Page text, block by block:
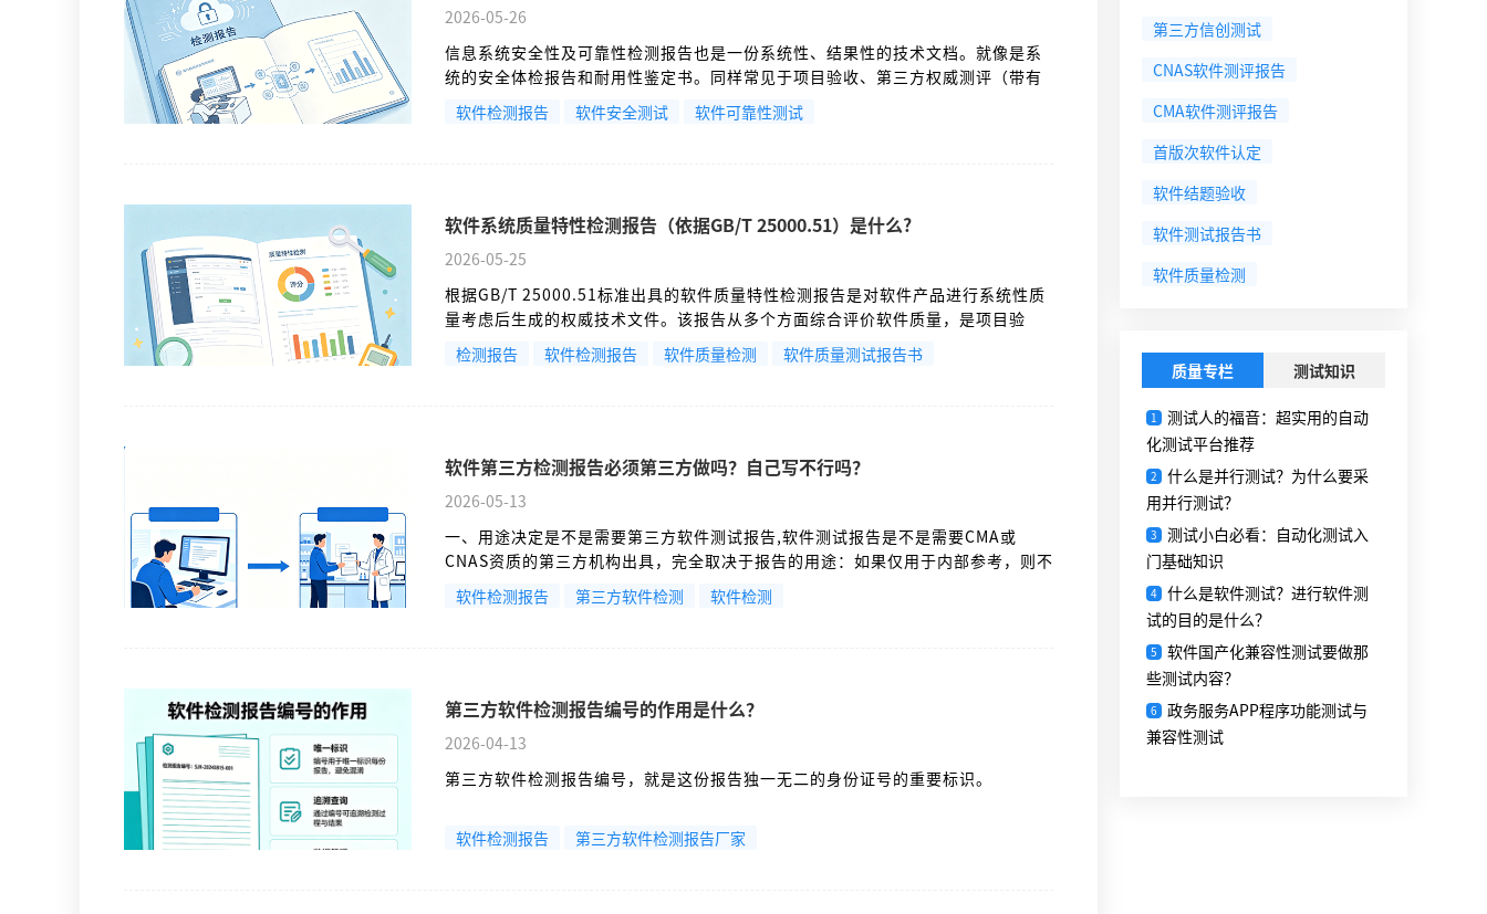
2026-05-26
信息系统安全性及可靠性检测报告也是一份系统性、结果性的技术文档。就像是系
统的安全体检报告和耐用性鉴定书。同样常见于项目验收、第三方权威测评（带有
CMA/CNAS标识）等场景。
软件检测报告 软件安全测试 软件可靠性测试
软件系统质量特性检测报告（依据GB/T 25000.51）是什么?
2026-05-25
根据GB/T 25000.51标准出具的软件质量特性检测报告是对软件产品进行系统性质
量考虑后生成的权威技术文件。该报告从多个方面综合评价软件质量，是项目验
收、成果鉴定和高新企业认定的重点根据。GB/T 25000.51标准质量特性,标准全称
为《系统和软件工程系统和软件质量要求和评价（SQuaRE）第51部分：就绪可用
检测报告 软件检测报告 软件质量检测 软件质量测试报告书
软件第三方检测报告必须第三方做吗？自己写不行吗？
2026-05-13
一、用途决定是不是需要第三方软件测试报告,软件测试报告是不是需要CMA或
CNAS资质的第三方机构出具，完全取决于报告的用途：如果仅用于内部参考，则不
一定需要；但如果用于对外证明、具有法律或行政效力的场景（如政府项目验收、
招投标等），则必须由有相应资质的第三方机构出具。
软件检测报告 第三方软件检测 软件检测
第三方软件检测报告编号的作用是什么？
2026-04-13
第三方软件检测报告编号，就是这份报告独一无二的身份证号的重要标识。
软件检测报告 第三方软件检测报告厂家
第三方信创测试
CNAS软件测评报告
CMA软件测评报告
首版次软件认定
软件结题验收
软件测试报告书
软件质量检测
质量专栏 测试知识
1
测试人的福音：超实用的自动
化测试平台推荐
2
什么是并行测试？为什么要采
用并行测试？
3
测试小白必看：自动化测试入
门基础知识
4 什么是软件测试？进行软件测
试的目的是什么？
5
软件国产化兼容性测试要做那
些测试内容？
6
政务服务APP程序功能测试与
兼容性测试